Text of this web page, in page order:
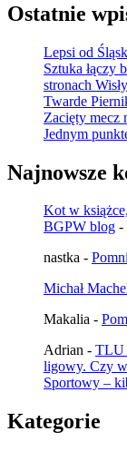
Ostatnie
Lepsi od
Sztuka łączy
stronach
Twarde
Zacięty mecz
Jednym
Najnowsze
Kot w
BGPW blog -
nastka -
Michał
Makalia -
Adrian - TLU
ligowy. Czy
Sportowy –
Kategorie